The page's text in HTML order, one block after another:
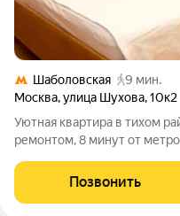
Шаболовская
9 мин.
Москва,улица Шухова,10к2
Уютная квартира в тихом
ремонтом, 8 минут от
транспортная развязка, вы
любого района города. Новая
Позвонить